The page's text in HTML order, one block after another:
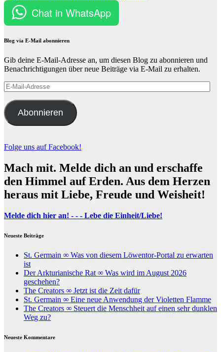
Chat in WhatsApp
Blog via E-Mail abonnieren
Gib deine E-Mail-Adresse an, um diesen Blog zu abonnieren und
Benachrichtigungen über neue Beiträge via E-Mail zu erhalten.
E-
Mail-
Adresse
Abonnieren
Folge uns auf Facebook!
Mach mit. Melde dich an und erschaffe
den Himmel auf Erden. Aus dem Herzen
heraus mit Liebe, Freude und Weisheit!
Melde dich hier an! - - - Lebe die Einheit/Liebe!
Neueste Beiträge
St. Germain ∞ Was von diesem Löwentor-Portal zu erwarten
ist
Der Arkturianische Rat ∞ Was wird im August 2026
geschehen?
The Creators ∞ Jetzt ist die Zeit dafür
St. Germain ∞ Eine neue Anwendung der Violetten Flamme
The Creators ∞ Steuert die Menschheit auf einen sehr dunklen
Weg zu?
Neueste Kommentare